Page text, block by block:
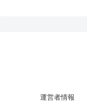
運営者情報